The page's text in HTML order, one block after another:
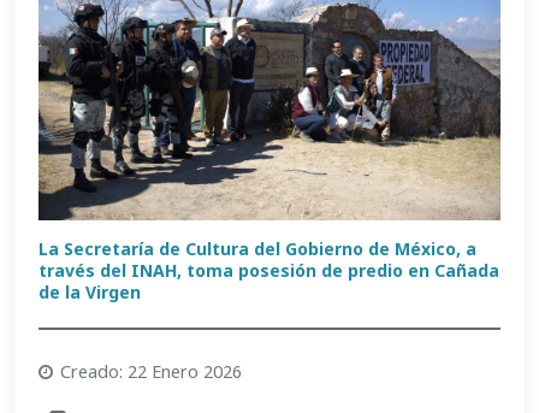
La Secretaría de Cultura del Gobierno de México, a
través del INAH, toma posesión de predio en Cañada
de la Virgen
Creado: 22 Enero 2026